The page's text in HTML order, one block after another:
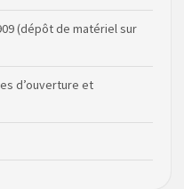
(dépôt de matériel sur
d’ouverture et